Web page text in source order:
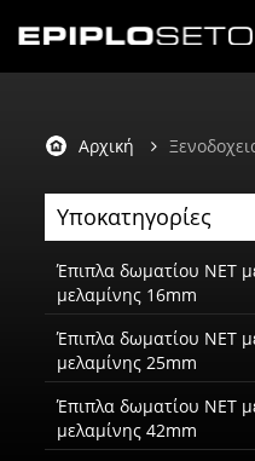
Αρχική
Υποκατηγορίες
Έπιπλα δωματίου NET
μελαμίνης 16mm
Έπιπλα δωματίου NET
μελαμίνης 25mm
Έπιπλα δωματίου NET
μελαμίνης 42mm